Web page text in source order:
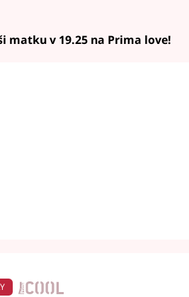
matku v 19.25 na Prima love!